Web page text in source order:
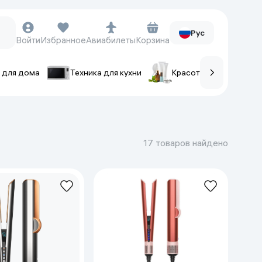
Ремешки для часов
Фотоаппараты и видеокамеры
ВойтиИзбранноеАвиабилетыКорзина
Рус
для дома Техника для кухни Красота и уход
17 товаров найдено